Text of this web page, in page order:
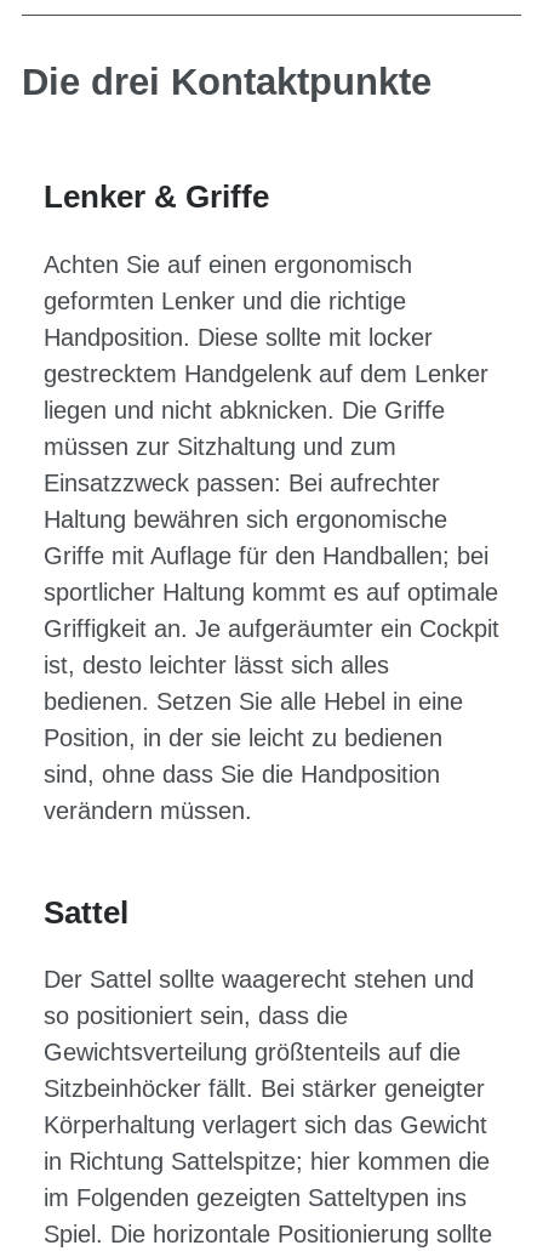
Die drei Kontaktpunkte
Lenker & Griffe
Achten Sie auf einen ergonomisch
geformten Lenker und die richtige
Handposition. Diese sollte mit locker
gestrecktem Handgelenk auf dem Lenker
liegen und nicht abknicken. Die Griffe
müssen zur Sitzhaltung und zum
Einsatzzweck passen: Bei aufrechter
Haltung bewähren sich ergonomische
Griffe mit Auflage für den Handballen; bei
sportlicher Haltung kommt es auf optimale
Griffigkeit an. Je aufgeräumter ein Cockpit
ist, desto leichter lässt sich alles
bedienen. Setzen Sie alle Hebel in eine
Position, in der sie leicht zu bedienen
sind, ohne dass Sie die Handposition
verändern müssen.
Sattel
Der Sattel sollte waagerecht stehen und
so positioniert sein, dass die
Gewichtsverteilung größtenteils auf die
Sitzbeinhöcker fällt. Bei stärker geneigter
Körperhaltung verlagert sich das Gewicht
in Richtung Sattelspitze; hier kommen die
im Folgenden gezeigten Satteltypen ins
Spiel. Die horizontale Positionierung sollte